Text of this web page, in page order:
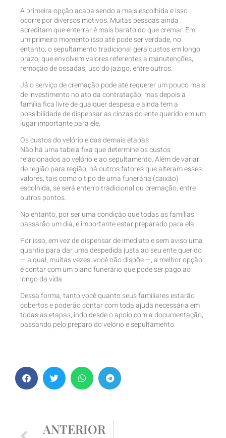
A primeira opção acaba sendo a mais escolhida e isso
ocorre por diversos motivos. Muitas pessoas ainda
acreditam que enterrar é mais barato do que cremar. Em
um primeiro momento isso até pode ser verdade, no
entanto, o sepultamento tradicional gera custos em longo
prazo, que envolvem valores referentes a manutenções,
remoção de ossadas, uso do jazigo, entre outros.
Já o serviço de cremação pode até requerer um pouco mais
de investimento no ato da contratação, mas depois a
família fica livre de qualquer despesa e ainda tem a
possibilidade de dispensar as cinzas do ente querido em um
lugar importante para ele.
Os custos do velório e das demais etapas
Não há uma tabela fixa que determine os custos
relacionados ao velório e ao sepultamento. Além de variar
de região para região, há outros fatores que alteram esses
valores, tais como o tipo de urna funerária (caixão)
escolhida, se será enterro tradicional ou cremação, entre
outros pontos.
No entanto, por ser uma condição que todas as famílias
passarão um dia, é importante estar preparado para ela.
Por isso, em vez de dispensar de imediato e sem aviso uma
quantia para dar uma despedida justa ao seu ente querido
— a qual, muitas vezes, você não dispõe —, a melhor opção
é contar com um plano funerário que pode ser pago ao
longo da vida.
Dessa forma, tanto você quanto seus familiares estarão
cobertos e poderão contar com toda ajuda necessária em
todas as etapas, indo desde o apoio com a documentação,
passando pelo preparo do velório e sepultamento.
ANTERIOR